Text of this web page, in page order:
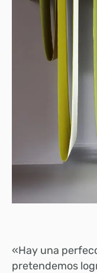
«Hay una
pretendemos